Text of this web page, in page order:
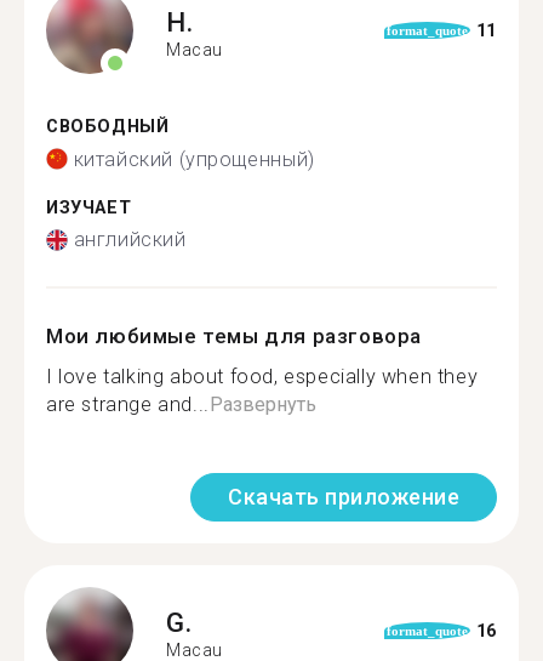
H.
Macau
format_quote 11
СВОБОДНЫЙ
китайский (упрощенный)
ИЗУЧАЕТ
английский
Мои любимые темы для разговора
I love talking about food, especially when they
are strange and...Развернуть
Скачать приложение
G.
Macau
format_quote 16